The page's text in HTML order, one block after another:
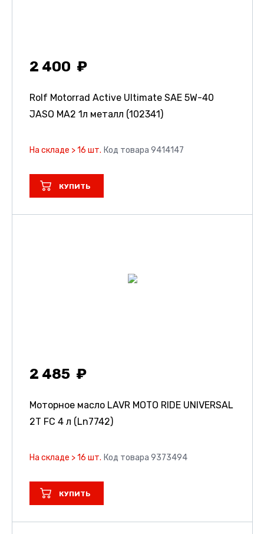
2 400
Rolf Motorrad Active Ultimate SAE 5W-40
JASO MA2 1л металл (102341)
На складе > 16 шт. Код товара 9414147
КУПИТЬ
2 485
Моторное масло LAVR MOTO RIDE UNIVERSAL
2Т FC 4 л (Ln7742)
На складе > 16 шт. Код товара 9373494
КУПИТЬ